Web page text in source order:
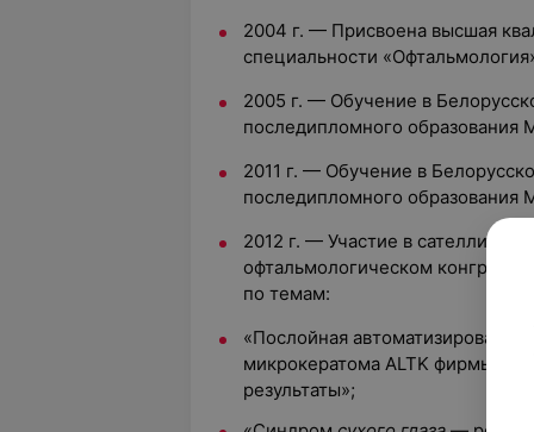
2004 г. — Присвоена высшая
специальности
2005 г. — Обучение в
последипломного образования
2011 г. — Обучение в
последипломного образования
2012 г. — Участие в
офтальмологическом
по темам:
«Послойная
микрокератома ALTK фирмы
результаты»;